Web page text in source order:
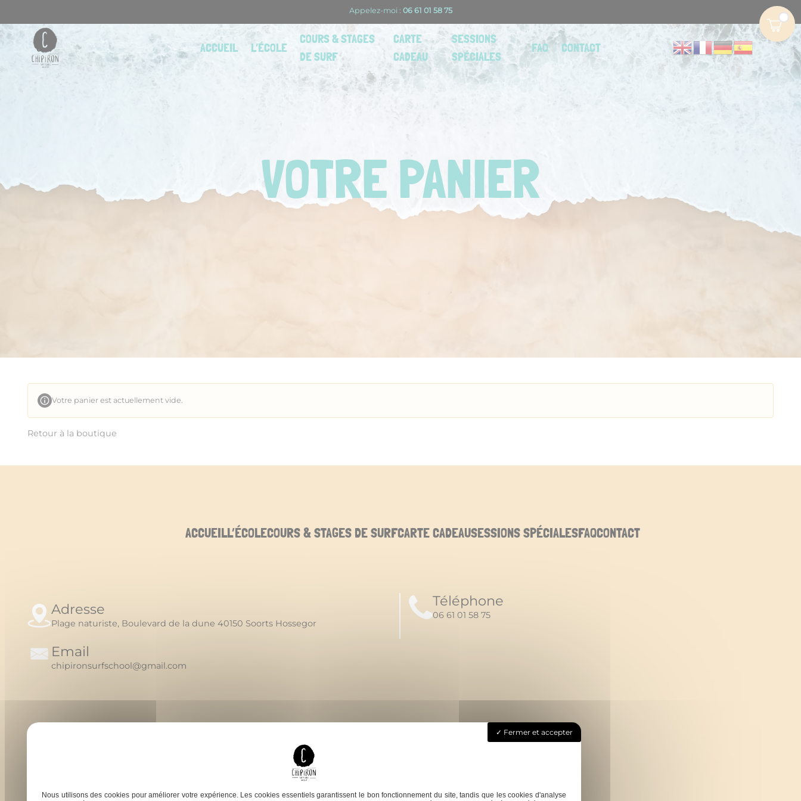
content
Appelez-moi : 06 61 01 58 75
ACCUEIL L’ÉCOLE
COURS & STAGES
DE SURF
CARTE
CADEAU
SESSIONS
SPÉCIALES
FAQ CONTACT
VOTRE PANIER
Votre panier est actuellement vide.
Retour à la boutique
ACCUEILL’ÉCOLECOURS & STAGES DE SURFCARTE CADEAUSESSIONS SPÉCIALESFAQCONTACT
Adresse
Plage naturiste, Boulevard de la dune 40150 Soorts Hossegor
Téléphone
06 61 01 58 75
Email
chipironsurfschool@gmail.com
Fermer et accepter
Nous utilisons des cookies pour améliorer votre expérience. Les cookies essentiels garantissent le bon fonctionnement du site, tandis que les cookies d'analyse